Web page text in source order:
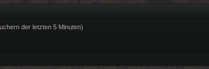
der letzten 5 Minuten)